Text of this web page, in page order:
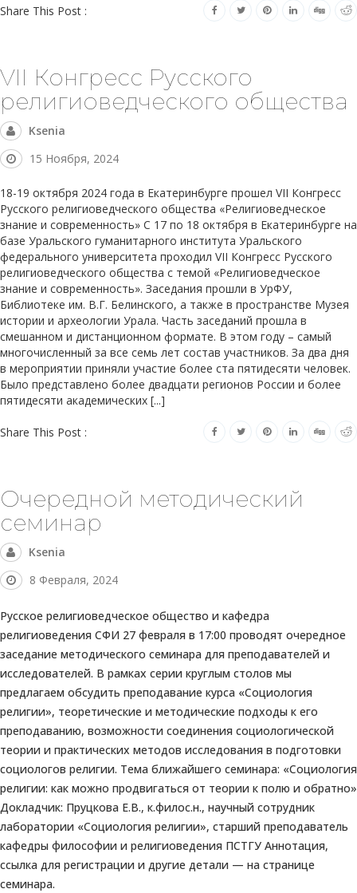
Share This Post :
VII Конгресс Русского
религиоведческого общества
Ksenia
15 Ноября, 2024
18-19 октября 2024 года в Екатеринбурге прошел VII Конгресс
Русского религиоведческого общества «Религиоведческое
знание и современность» С 17 по 18 октября в Екатеринбурге на
базе Уральского гуманитарного института Уральского
федерального университета проходил VII Конгресс Русского
религиоведческого общества с темой «Религиоведческое
знание и современность». Заседания прошли в УрФУ,
Библиотеке им. В.Г. Белинского, а также в пространстве Музея
истории и археологии Урала. Часть заседаний прошла в
смешанном и дистанционном формате. В этом году – самый
многочисленный за все семь лет состав участников. За два дня
в мероприятии приняли участие более ста пятидесяти человек.
Было представлено более двадцати регионов России и более
пятидесяти академических [...]
Share This Post :
Очередной методический
семинар
Ksenia
8 Февраля, 2024
Русское религиоведческое общество и кафедра
религиоведения СФИ 27 февраля в 17:00 проводят очередное
заседание методического семинара для преподавателей и
исследователей. В рамках серии круглым столов мы
предлагаем обсудить преподавание курса «Социология
религии», теоретические и методические подходы к его
преподаванию, возможности соединения социологической
теории и практических методов исследования в подготовки
социологов религии. Тема ближайшего семинара: «Социология
религии: как можно продвигаться от теории к полю и обратно»
Докладчик: Пруцкова Е.В., к.филос.н., научный сотрудник
лаборатории «Социология религии», старший преподаватель
кафедры философии и религиоведения ПСТГУ Аннотация,
ссылка для регистрации и другие детали — на странице
семинара.